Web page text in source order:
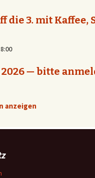
die 3. mit Kaffee,
— bitte
anzeigen